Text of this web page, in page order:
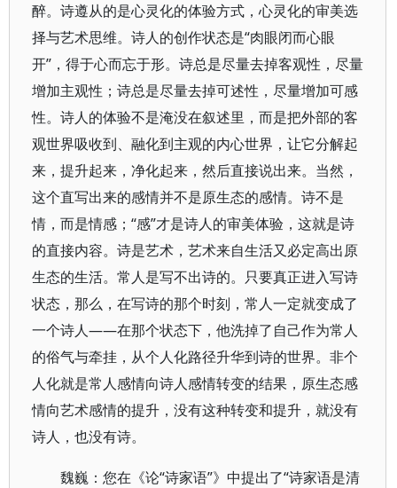
醉。诗遵从的是心灵化的体验方式，心灵化的审美选
择与艺术思维。诗人的创作状态是“肉眼闭而心眼
开”，得于心而忘于形。诗总是尽量去掉客观性，尽量
增加主观性；诗总是尽量去掉可述性，尽量增加可感
性。诗人的体验不是淹没在叙述里，而是把外部的客
观世界吸收到、融化到主观的内心世界，让它分解起
来，提升起来，净化起来，然后直接说出来。当然，
这个直写出来的感情并不是原生态的感情。诗不是
情，而是情感；“感”才是诗人的审美体验，这就是诗
的直接内容。诗是艺术，艺术来自生活又必定高出原
生态的生活。常人是写不出诗的。只要真正进入写诗
状态，那么，在写诗的那个时刻，常人一定就变成了
一个诗人——在那个状态下，他洗掉了自己作为常人
的俗气与牵挂，从个人化路径升华到诗的世界。非个
人化就是常人感情向诗人感情转变的结果，原生态感
情向艺术感情的提升，没有这种转变和提升，就没有
诗人，也没有诗。
魏巍：您在《论“诗家语”》中提出了“诗家语是清